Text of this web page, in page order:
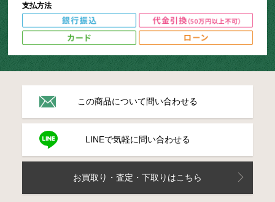
支払方法
この商品について問い合わせる
LINEで気軽に問い合わせる
お買取り・査定・下取りはこちら